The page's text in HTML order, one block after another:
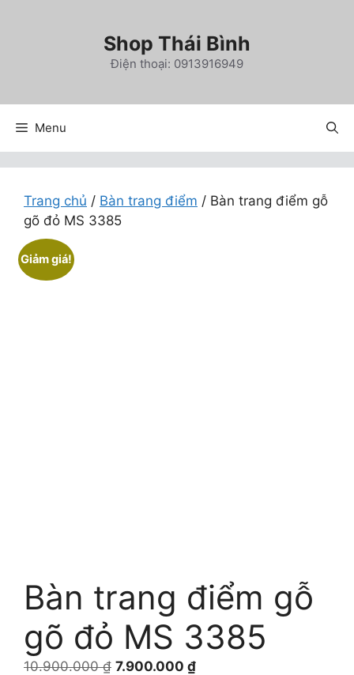
Shop Thái Bình
Điện thoại: 0913916949
Menu
Trang chủ / Bàn trang điểm / Bàn trang điểm gỗ
gõ đỏ MS 3385
Giảm giá!
Bàn trang điểm gỗ
gõ đỏ MS 3385
10.900.000₫ Giá
7.900.000 ₫Giá